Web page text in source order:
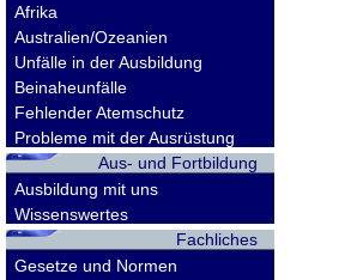
Afrika
Australien/Ozeanien
Unfälle in der Ausbildung
Beinaheunfälle
Fehlender Atemschutz
Probleme mit der Ausrüstung
Aus- und Fortbildung
Ausbildung mit uns
Wissenswertes
Fachliches
Gesetze und Normen